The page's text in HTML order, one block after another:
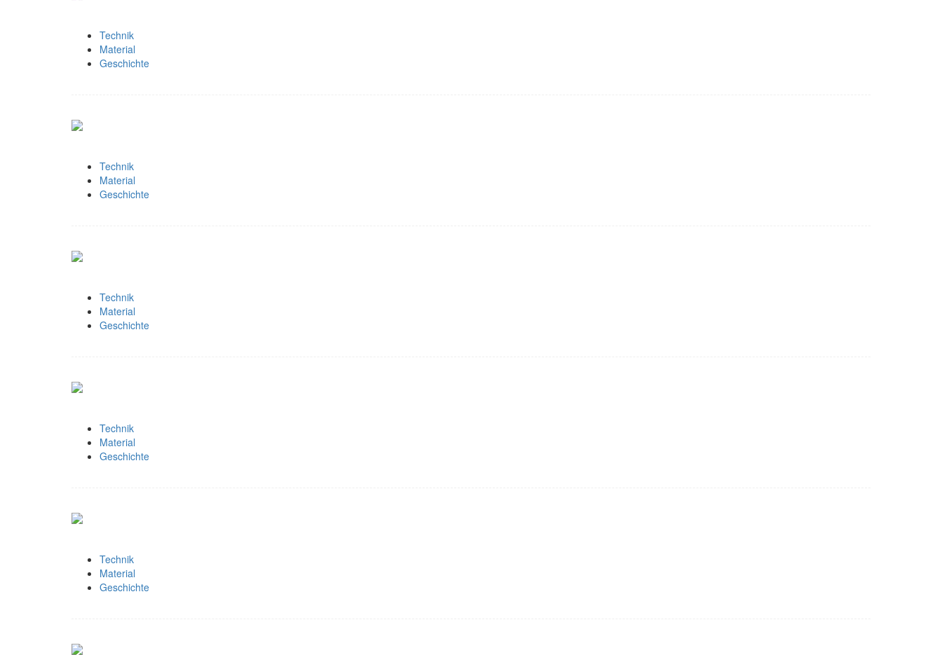
Technik
Material
Geschichte
Technik
Material
Geschichte
Technik
Material
Geschichte
Technik
Material
Geschichte
Technik
Material
Geschichte